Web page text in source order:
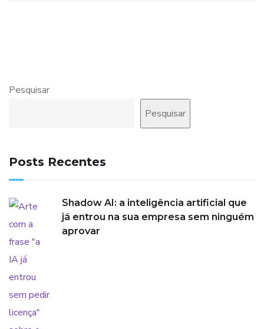
Pesquisar
Pesquisar
Posts Recentes
Shadow AI: a inteligência artificial que
já entrou na sua empresa sem ninguém
aprovar